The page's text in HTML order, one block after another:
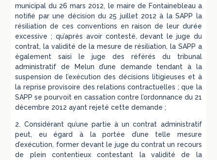
municipal du 26 mars 2012, le maire de Fontainebleau a
notifié par une décision du 25 juillet 2012 à la SAPP la
résiliation de ces conventions en raison de leur durée
excessive ; qu’après avoir contesté, devant le juge du
contrat, la validité de la mesure de résiliation, la SAPP a
également saisi le juge des référés du tribunal
administratif de Melun d’une demande tendant à la
suspension de l’exécution des décisions litigieuses et à
la reprise provisoire des relations contractuelles ; que la
SAPP se pourvoit en cassation contre l’ordonnance du 21
décembre 2012 ayant rejeté cette demande ;
2. Considérant qu’une partie à un contrat administratif
peut, eu égard à la portée d’une telle mesure
d’exécution, former devant le juge du contrat un recours
de plein contentieux contestant la validité de la